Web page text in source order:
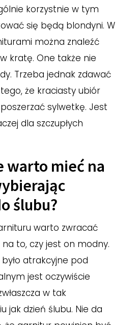
korzystnie w tym
się będą blondyni. W
można znaleźć
kratę. One także nie
Trzeba jednak zdawać
że kraciasty ubiór
sylwetkę. Jest
dla szczupłych
warto mieć na
ślubu?
warto zwracać
to, czy jest on modny.
atrakcyjne pod
jest oczywiście
w tak
jak dzień ślubu. Nie da